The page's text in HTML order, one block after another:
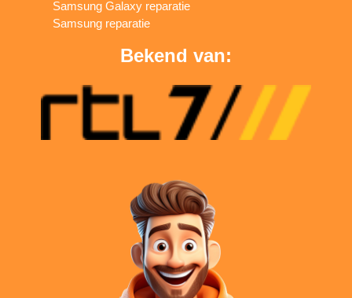
Samsung Galaxy reparatie
Samsung reparatie
Bekend van: